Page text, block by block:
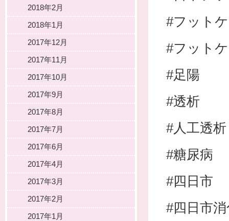
#フット
#フット
#足陽
#透析
#人工透析
#糖尿病
#四日市
#四日市
2018年2月
2018年1月
2017年12月
2017年11月
2017年10月
2017年9月
2017年8月
2017年7月
2017年6月
2017年4月
2017年3月
2017年2月
2017年1月